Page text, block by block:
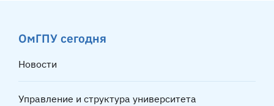
ОмГПУ сегодня
Новости
Управление и структура университета